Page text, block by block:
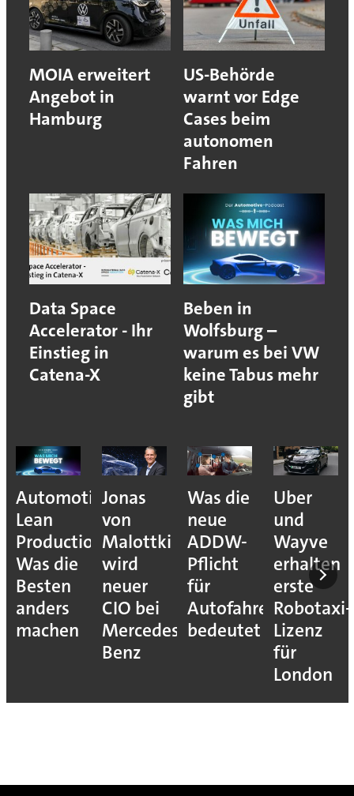
MOIA erweitert
Angebot in
Hamburg
US-Behörde
warnt vor Edge
Cases beim
autonomen
Fahren
Data Space
Accelerator - Ihr
Einstieg in
Catena-X
Beben in
Wolfsburg –
warum es bei VW
keine Tabus mehr
gibt
Automotive
Lean
Production:
Was die
Besten
anders
machen
Jonas
von
Malottki
wird
neuer
CIO bei
Mercedes-
Benz
Was die
neue
ADDW-
Pflicht
für
Autofahrer
bedeutet
Uber
und
Wayve
erhalten
erste
Robotaxi-
Lizenz
für
London